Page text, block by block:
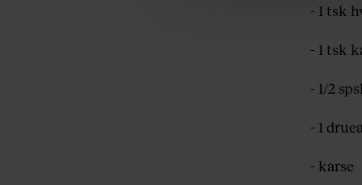
brug af cookies,
- 1 tsk
- 1 tsk
- 1/2
- 1
- karse